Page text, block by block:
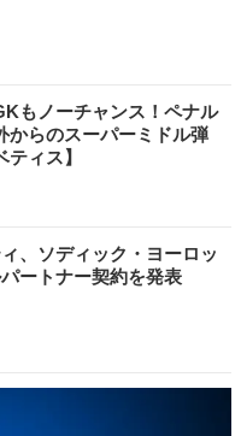
もノーチャンス！ペナル
からのスーパーミドル弾
ティス】
、ソディック・ヨーロッ
ートナー契約を発表